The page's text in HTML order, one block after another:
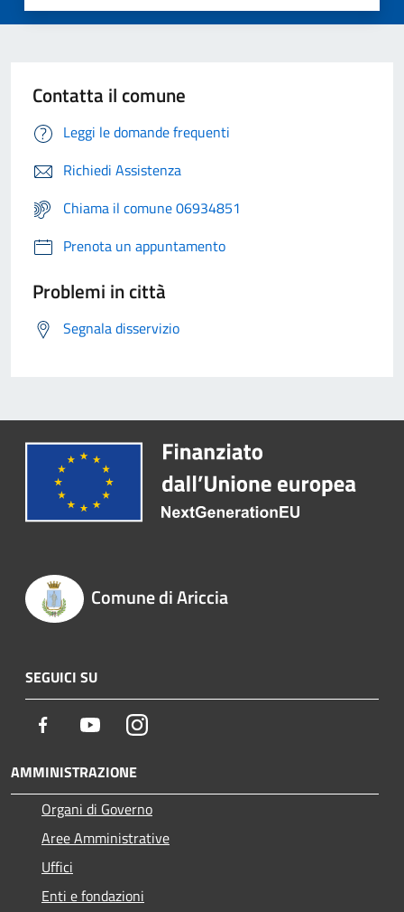
Contatta il comune
Leggi le domande frequenti
Richiedi Assistenza
Chiama il comune 06934851
Prenota un appuntamento
Problemi in città
Segnala disservizio
Comune di Ariccia
SEGUICI SU
Facebook YoutubeInstagram
AMMINISTRAZIONE
Organi di Governo
Aree Amministrative
Uffici
Enti e fondazioni